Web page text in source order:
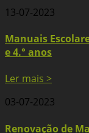
13-07-2023
Manuais
e 4.° anos
Ler mais >
03-07-2023
Renovação de